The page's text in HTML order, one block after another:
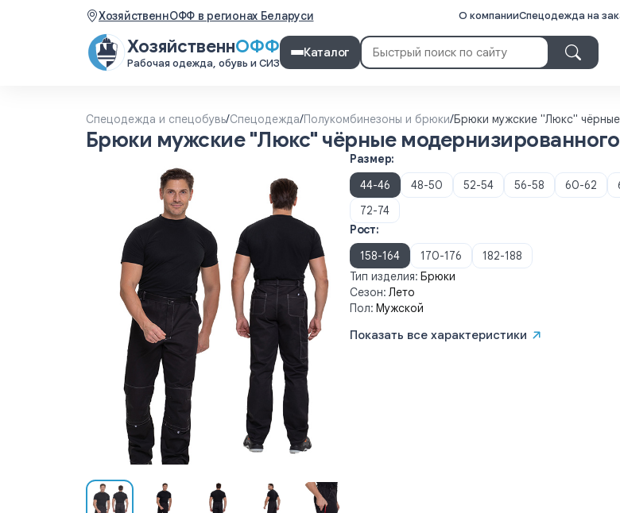
ХозяйственнОФФ в регионах Беларуси О компанииСпецодежда на
ХозяйственнОФФ
Рабочая одежда, обувь и СИЗ
Каталог
Брюки мужские "Люкс" чёрные
Спецодежда и спецобувь/Спецодежда/Полукомбинезоны и брюки/Брюки мужские "Люкс"
Размер:
44-46
48-50 52-54 56-58 60-62
72-74
Рост:
158-164
170-176
182-188
Тип изделия: Брюки
Сезон: Лето
Пол: Мужской
Показать все характеристики